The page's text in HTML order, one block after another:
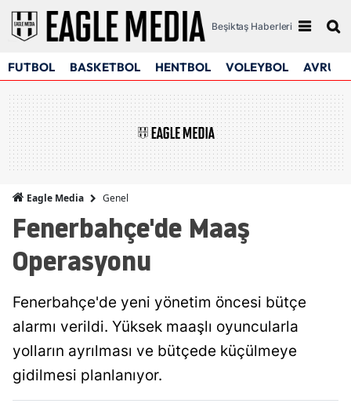
Beşiktaş Haberleri
FUTBOL BASKETBOL HENTBOL VOLEYBOL
Eagle Media Genel
Fenerbahçe'de Maaş
Operasyonu
Fenerbahçe'de yeni yönetim öncesi bütçe
alarmı verildi. Yüksek maaşlı oyuncularla
yolların ayrılması ve bütçede küçülmeye
gidilmesi planlanıyor.